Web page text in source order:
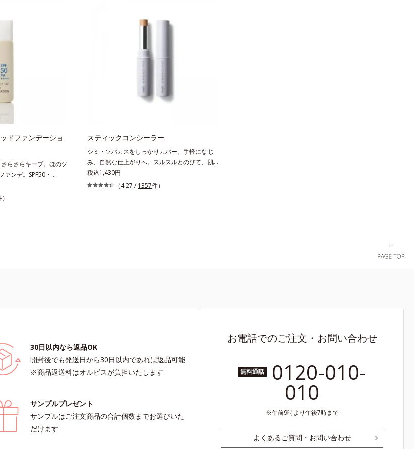
って重ねづけすると、さらにハイカバーな仕上が
まうようなサラサラの感触で、いつでも絶好調の
肌を叶えます(*)。* メイク効果による【ご使用方
法】2～3ｍｍくり出し、カバーしたい部分に直
接つけてください。さらにカバー効果を出したい
ときは、重ねづけしてください。
ドファンデーショ
らさらキープ。ほのツ
ァンデ。SPF50・
トしながら、さらさ
ッドファンデーショ
スティックコンシーラー
シミ・ソバカスをしっかりカバー。手軽になじ
み、自然な仕上がりへ。スルスルとのびて、肌に
溶け込むようになじみ、ピタッと密着。しっかり
とカバーしつつ、透明感を高めるリフレクトパウ
税込1,430円
（4.27 / 1357件）
30日以内なら返品OK
開封後でも発送日から30日以内であれば返品可能
※商品返送料はオルビスが負担いたします
サンプルプレゼント
サンプルはご注文商品の合計個数までお選びいた
だけます
お電話でのご注文・お問い合わせ
無料通話 0120-010-
010
午前9時より午後7時まで
よくあるご質問・お問い合わせ